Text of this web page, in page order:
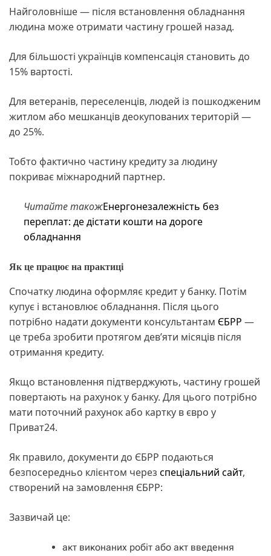
Найголовніше — після встановлення обладнання
людина може отримати частину грошей назад.
Для більшості українців компенсація становить до
15% вартості.
Для ветеранів, переселенців, людей із пошкодженим
житлом або мешканців деокупованих територій —
до 25%.
Тобто фактично частину кредиту за людину
покриває міжнародний партнер.
Читайте такожЕнергонезалежність без
переплат: де дістати кошти на дороге
обладнання
Як це працює на практиці
Спочатку людина оформляє кредит у банку. Потім
купує і встановлює обладнання. Після цього
потрібно надати документи консультантам ЄБРР —
це треба зробити протягом дев’яти місяців після
отримання кредиту.
Якщо встановлення підтверджують, частину грошей
повертають на рахунок у банку. Для цього потрібно
мати поточний рахунок або картку в євро у
Приват24.
Як правило, документи до ЄБРР подаються
безпосередньо клієнтом через спеціальний сайт,
створений на замовлення ЄБРР:
Зазвичай це:
акт виконаних робіт або акт введення